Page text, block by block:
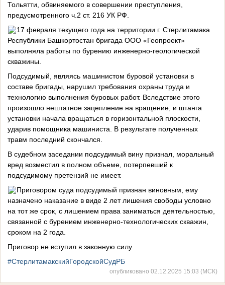
Тольятти, обвиняемого в совершении преступления,
предусмотренного ч.2 ст. 216 УК РФ.
17 февраля текущего года на территории г. Стерлитамака
Республики Башкортостан бригада ООО «Геопроект»
выполняла работы по бурению инженерно-геологической
скважины.
Подсудимый, являясь машинистом буровой установки в
составе бригады, нарушил требования охраны труда и
технологию выполнения буровых работ. Вследствие этого
произошло нештатное зацепление на вращение, и штанга
установки начала вращаться в горизонтальной плоскости,
ударив помощника машиниста. В результате полученных
травм последний скончался.
В судебном заседании подсудимый вину признал, моральный
вред возместил в полном объеме, потерпевший к
подсудимому претензий не имеет.
Приговором суда подсудимый признан виновным, ему
назначено наказание в виде 2 лет лишения свободы условно
на тот же срок, с лишением права заниматься деятельностью,
связанной с бурением инженерно-технологических скважин,
сроком на 2 года.
Приговор не вступил в законную силу.
#СтерлитамакскийГородскойСудРБ
опубликовано 02.12.2025 15:03 (МСК)